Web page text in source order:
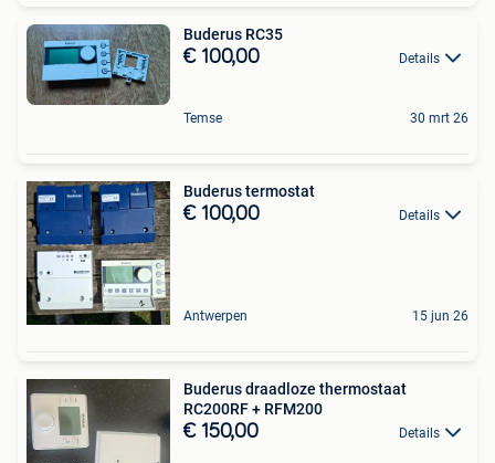
Buderus RC35
€ 100,00 Details
Temse 30 mrt 26
Buderus termostat
€ 100,00 Details
Antwerpen 15 jun 26
Buderus draadloze thermostaat
RC200RF + RFM200
€ 150,00 Details